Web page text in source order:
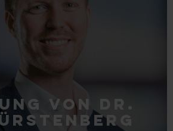
von Dr.